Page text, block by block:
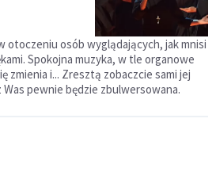
otoczeniu osób wyglądających, jak mnisi
Spokojna muzyka, w tle organowe
zmienia i... Zresztą zobaczcie sami jej
pewnie będzie zbulwersowana.